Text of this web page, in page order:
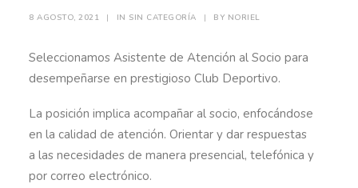
8 AGOSTO, 2021 | IN SIN CATEGORÍA | BY NORIEL
Seleccionamos Asistente de Atención al Socio para
desempeñarse en prestigioso Club Deportivo.
La posición implica acompañar al socio, enfocándose
en la calidad de atención. Orientar y dar respuestas
a las necesidades de manera presencial, telefónica y
por correo electrónico.